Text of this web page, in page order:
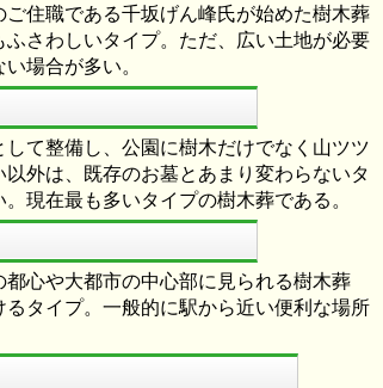
住職である千坂げん峰氏が始めた樹木葬
さわしいタイプ。ただ、広い土地が必要
場合が多い。
て整備し、公園に樹木だけでなく山ツツ
外は、既存のお墓とあまり変わらないタ
現在最も多いタイプの樹木葬である。
心や大都市の中心部に見られる樹木葬
タイプ。一般的に駅から近い便利な場所